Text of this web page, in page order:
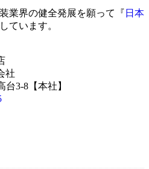
業界の健全発展を願って『 日本
ています。
社
台3-8【本社】